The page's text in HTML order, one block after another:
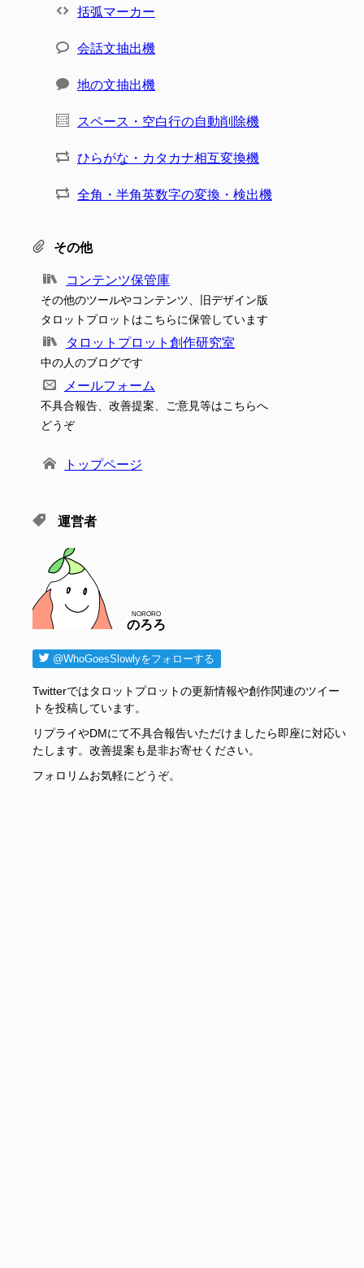
括弧マーカー
会話文抽出機
地の文抽出機
スペース・空白行の自動削除機
ひらがな・カタカナ相互変換機
全角・半角英数字の変換・検出機
その他
コンテンツ保管庫
その他のツールやコンテンツ、旧デザイン版
タロットプロットはこちらに保管しています
タロットプロット創作研究室
中の人のブログです
メールフォーム
不具合報告、改善提案、ご意見等はこちらへ
どうぞ
トップページ
運営者
のろろ
NORORO
@WhoGoesSlowlyをフォローする
Twitterではタロットプロットの更新情報や創作関連のツイー
トを投稿しています。
リプライやDMにて不具合報告いただけましたら即座に対応い
たします。改善提案も是非お寄せください。
フォロリムお気軽にどうぞ。